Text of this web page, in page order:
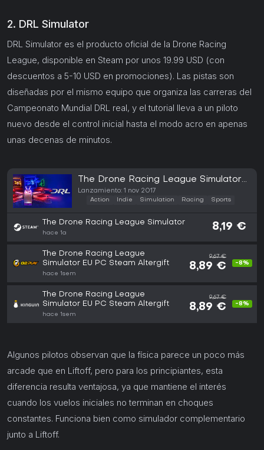
2. DRL Simulator
DRL Simulator es el producto oficial de la Drone Racing
League, disponible en Steam por unos 19.99 USD (con
descuentos a 5-10 USD en promociones). Las pistas son
diseñadas por el mismo equipo que organiza las carreras del
Campeonato Mundial DRL real, y el tutorial lleva a un piloto
nuevo desde el control inicial hasta el modo acro en apenas
unas decenas de minutos.
The Drone Racing League Simulator
(PC)
Lanzamiento: 1 nov 2017
Action Indie Simulation Racing Sports
The Drone Racing League Simulator
hace 1a
8,19 €
The Drone Racing League
Simulator EU PC Steam Altergift
hace 1sem
9,67 €
8,89 € -8%
The Drone Racing League
Simulator EU PC Steam Altergift
hace 1sem
9,67 €
8,89 € -8%
Algunos pilotos observan que la física parece un poco más
arcade que en Liftoff, pero para los principiantes, esta
diferencia resulta ventajosa, ya que mantiene el interés
cuando los vuelos iniciales no terminan en choques
constantes. Funciona bien como simulador complementario
junto a Liftoff.